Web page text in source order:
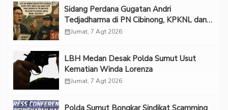
Sidang Perdana Gugatan Andri
Tedjadharma di PN Cibinong, KPKNL dan
PUPN Mangkir
calendar_monthJumat, 7 Agt 2026
LBH Medan Desak Polda Sumut Usut
Kematian Winda Lorenza
calendar_monthJumat, 7 Agt 2026
Polda Sumut Bongkar Sindikat Scamming